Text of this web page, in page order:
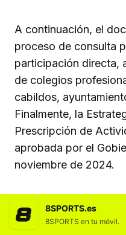
A continuación, el
proceso de consulta
participación directa,
de colegios
cabildos,
Finalmente, la
Prescripción de
aprobada por el
noviembre de 2024.
Con ACTIVÍDATE, el
través de las áreas
8SPORTS.es
8SPORTS en tu móvil.